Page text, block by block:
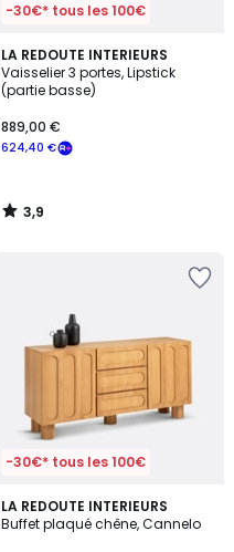
-30€* tous les 100€
LA REDOUTE INTERIEURS
Vaisselier 3 portes, Lipstick
(partie basse)
624,40 €
889,00 €
3,9
/ 5
3,9
/
-30€* tous les 100€
LA REDOUTE INTERIEURS
Buffet plaqué chêne, Cannelo
4,9
/ 5